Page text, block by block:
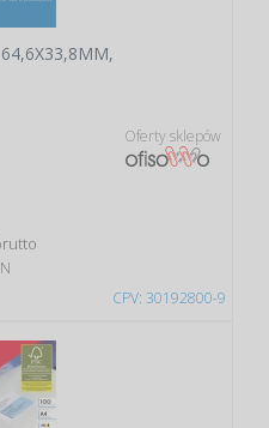
CPV: 30192800-9
64,6X33,8MM,
Oferty sklepów